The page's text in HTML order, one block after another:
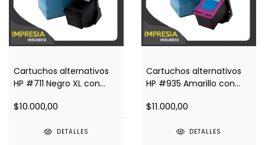
Cartuchos alternativos
HP #711 Negro XL con
520
$10.000,00
DETALLES
Cartuchos alternativos
HP #935 Amarillo con
6230, 6830
$11.000,00
DETALLES